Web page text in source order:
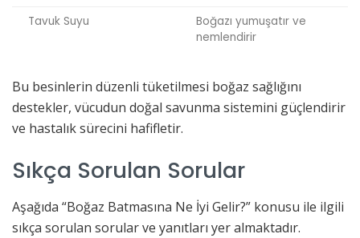
Tavuk Suyu
Boğazı yumuşatır ve
nemlendirir
Bu besinlerin düzenli tüketilmesi boğaz sağlığını
destekler, vücudun doğal savunma sistemini güçlendirir
ve hastalık sürecini hafifletir.
Sıkça Sorulan Sorular
Aşağıda “Boğaz Batmasına Ne İyi Gelir?” konusu ile ilgili
sıkça sorulan sorular ve yanıtları yer almaktadır.